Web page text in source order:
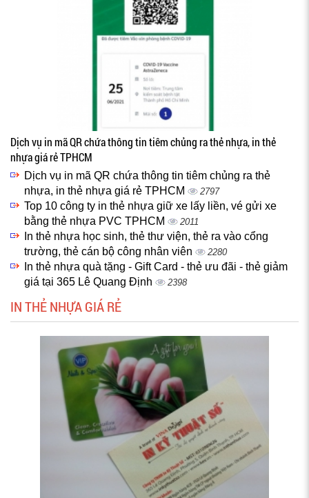
Dịch vụ in mã QR chứa thông tin tiêm chủng ra thẻ nhựa, in thẻ
nhựa giá rẻ TPHCM
Dịch vụ in mã QR chứa thông tin tiêm chủng ra thẻ
nhựa, in thẻ nhựa giá rẻ TPHCM
2797
Top 10 công ty in thẻ nhựa giữ xe lấy liền, vé gửi xe
bằng thẻ nhựa PVC TPHCM
2011
In thẻ nhựa học sinh, thẻ thư viện, thẻ ra vào cổng
trường, thẻ cán bộ công nhân viên
2280
In thẻ nhựa quà tặng - Gift Card - thẻ ưu đãi - thẻ giảm
giá tại 365 Lê Quang Định
2398
IN THẺ NHỰA GIÁ RẺ